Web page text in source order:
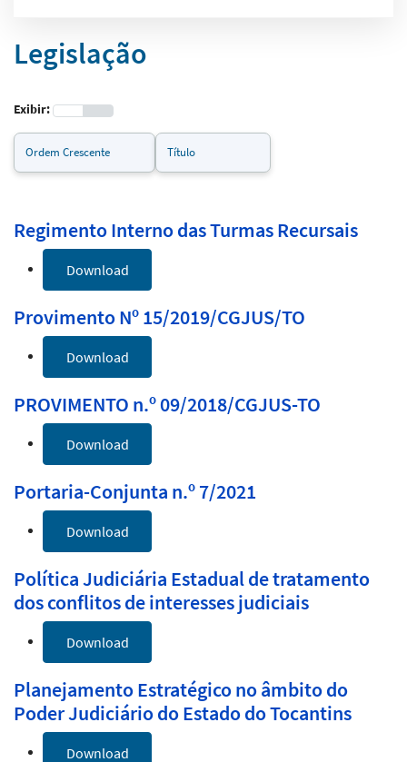
Legislação
Exibir:
Regimento Interno das Turmas Recursais
Download
Provimento Nº 15/2019/CGJUS/TO
Download
PROVIMENTO n.º 09/2018/CGJUS-TO
Download
Portaria-Conjunta n.º 7/2021
Download
Política Judiciária Estadual de tratamento
dos conflitos de interesses judiciais
Download
Planejamento Estratégico no âmbito do
Poder Judiciário do Estado do Tocantins
Download